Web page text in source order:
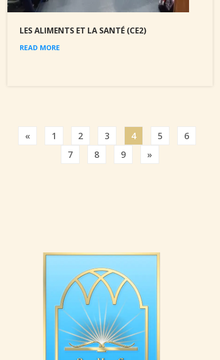
LES ALIMENTS ET LA SANTÉ (CE2)
READ MORE
«Previous
1 2 3 4 5
6
7
8 9 »